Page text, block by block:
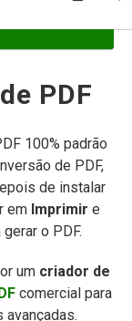
PDF
100% padrão
de PDF,
de instalar
em Imprimir e
o PDF.
um criador de
comercial para